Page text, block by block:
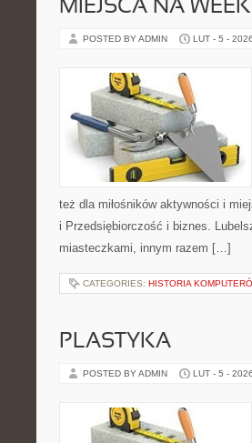
MIEJSCA NA
POSTED BY ADMIN LUT - 5 - 2026
też dla miłośników aktywności i
i Przedsiębiorczość i biznes.
miasteczkami, innym razem […]
CATEGORIES: HISTORIA
PLASTYKA
POSTED BY ADMIN LUT - 5 - 2026